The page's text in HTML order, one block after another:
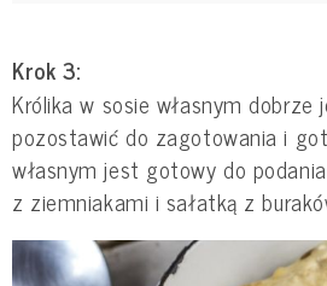
Krok 3:
Królika w sosie własnym
pozostawić do zagotowania i
własnym jest gotowy do
z ziemniakami i sałatką z